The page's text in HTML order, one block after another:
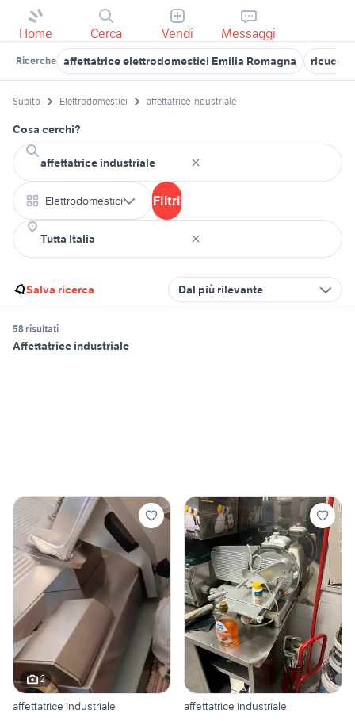
Home Cerca Vendi Messaggi
Ricerche affettatrice elettrodomestici Emilia Romagna ricucci
Subito Elettrodomestici affettatrice industriale
Cosa cerchi?
Elettrodomestici Filtri
Salva ricerca Dal più rilevante
58 risultati
Affettatrice industriale
2
affettatrice industriale affettatrice industriale